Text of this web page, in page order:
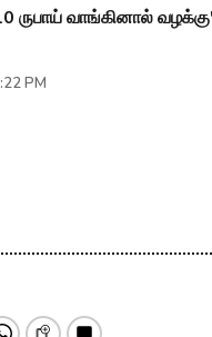
ருபாய் வாங்கினால்
PM